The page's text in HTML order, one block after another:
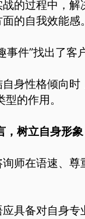
的过程中，
的自我效能感。
事件”找出了客
身性格倾向
的作用。
，树立自身形象
师在语速、
具备对自身